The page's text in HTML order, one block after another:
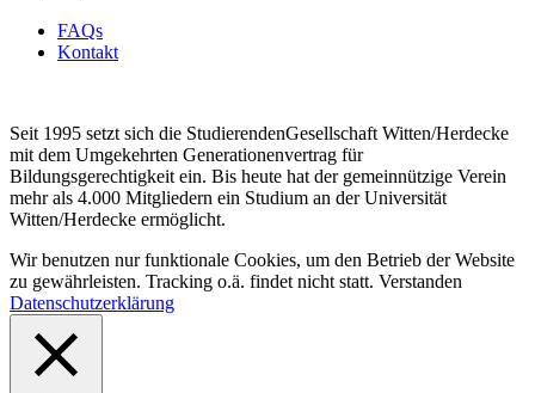
FAQs
Kontakt
Seit 1995 setzt sich die StudierendenGesellschaft Witten/Herdecke
mit dem Umgekehrten Generationenvertrag für
Bildungsgerechtigkeit ein. Bis heute hat der gemeinnützige Verein
mehr als 4.000 Mitgliedern ein Studium an der Universität
Witten/Herdecke ermöglicht.
Wir benutzen nur funktionale Cookies, um den Betrieb der Website
zu gewährleisten. Tracking o.ä. findet nicht statt. Verstanden
Datenschutzerklärung